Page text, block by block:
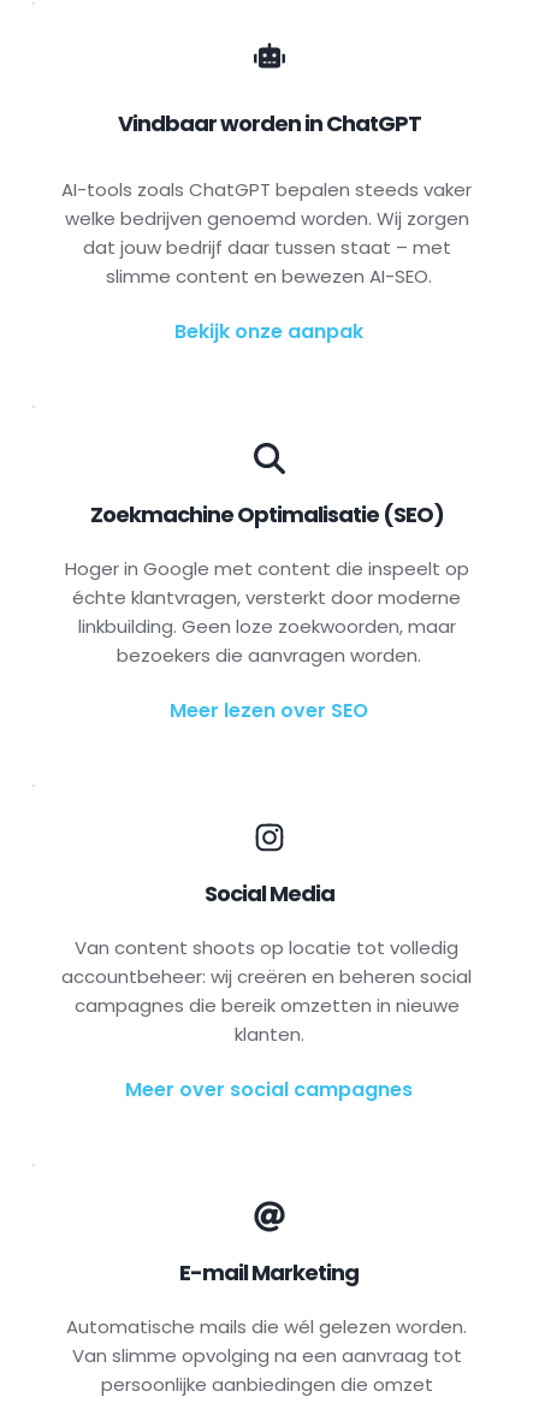
Vindbaar worden in ChatGPT
AI-tools zoals ChatGPT bepalen steeds vaker
welke bedrijven genoemd worden. Wij zorgen
dat jouw bedrijf daar tussen staat – met
slimme content en bewezen AI-SEO.
Bekijk onze aanpak
Zoekmachine Optimalisatie (SEO)
Hoger in Google met content die inspeelt op
échte klantvragen, versterkt door moderne
linkbuilding. Geen loze zoekwoorden, maar
bezoekers die aanvragen worden.
Meer lezen over SEO
Social Media
Van content shoots op locatie tot volledig
accountbeheer: wij creëren en beheren social
campagnes die bereik omzetten in nieuwe
klanten.
Meer over social campagnes
E-mail Marketing
Automatische mails die wél gelezen worden.
Van slimme opvolging na een aanvraag tot
persoonlijke aanbiedingen die omzet